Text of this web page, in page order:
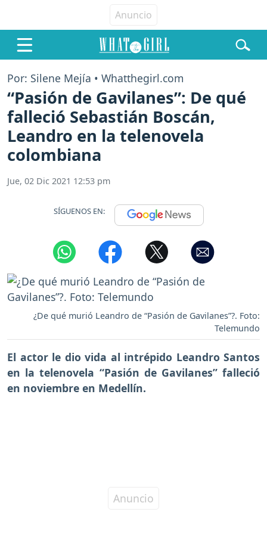
Por: Silene Mejía • Whatthegirl.com
“Pasión de Gavilanes”: De qué
falleció Sebastián Boscán,
Leandro en la telenovela
colombiana
Jue, 02 Dic 2021 12:53 pm
SÍGUENOS EN:
¿De qué murió Leandro de “Pasión de Gavilanes”?. Foto:
Telemundo
El actor le dio vida al intrépido Leandro Santos
en la telenovela “Pasión de Gavilanes” falleció
en noviembre en Medellín.